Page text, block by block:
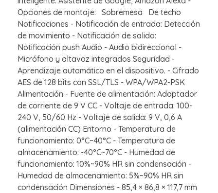
Opciones de montaje: Sobremesa De techo
Notificaciones - Notificación de entrada: Detección
de movimiento - Notificación de salida:
Notificación push Audio - Audio bidireccional -
Micrófono y altavoz integrados Seguridad -
Aprendizaje automático en el dispositivo. - Cifrado
AES de 128 bits con SSL/TLS - WPA/WPA2-PSK
Alimentación - Fuente de alimentación: Adaptador
de corriente de 9 V CC - Voltaje de entrada: 100-
240 V, 50/60 Hz - Voltaje de salida: 9 V, 0,6 A
(alimentación CC) Entorno - Temperatura de
funcionamiento: 0°C~40°C - Temperatura de
almacenamiento: -40°C~70°C - Humedad de
funcionamiento: 10%~90% HR sin condensación -
Humedad de almacenamiento: 5%~90% HR sin
condensación Dimensiones - 85,4 × 86,8 × 117,7 mm